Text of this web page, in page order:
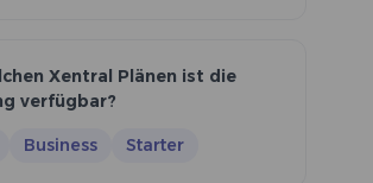
Xentral Plänen ist die
verfügbar?
Business Starter